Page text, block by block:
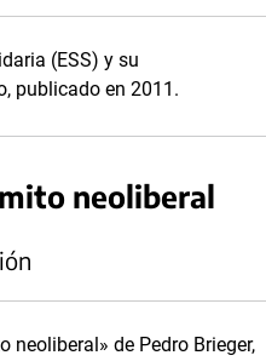
(ESS) y su
publicado en 2011.
neoliberal
neoliberal» de Pedro Brieger,